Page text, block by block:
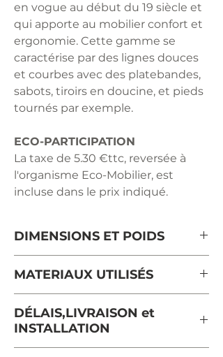
en vogue au début du 19 siècle et
qui apporte au mobilier confort et
ergonomie. Cette gamme se
caractérise par des lignes douces
et courbes avec des platebandes,
sabots, tiroirs en doucine, et pieds
tournés par exemple.
ECO-PARTICIPATION
La taxe de 5.30 €ttc, reversée à
l'organisme Eco-Mobilier, est
incluse dans le prix indiqué.
DIMENSIONS ET POIDS
Profondeur: 55 cm
Hauteur : 103 cm
Poids: 125 kg
MATERIAUX UTILISÉS
PEFC
DÉLAIS,LIVRAISON et
INSTALLATION